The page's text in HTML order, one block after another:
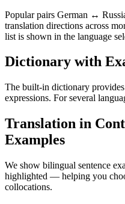
Popular pairs German ↔
translation directions across
list is shown in the language
Dictionary with
The built-in dictionary provides
expressions. For several
Translation in
Examples
We show bilingual sentence
highlighted — helping you
collocations.